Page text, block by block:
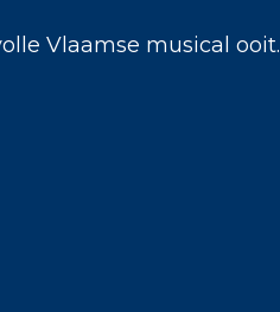
Vlaamse musical ooit.